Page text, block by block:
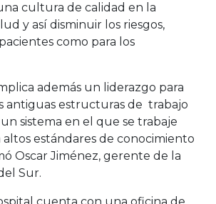
cultura de calidad en la
y así disminuir los riesgos,
como para los
además un liderazgo para
antiguas estructuras de trabajo
sistema en el que se trabaje
estándares de conocimiento
Oscar Jiménez, gerente de la
Sur.